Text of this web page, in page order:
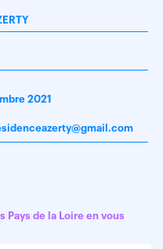
2021
Pays de la Loire en vous